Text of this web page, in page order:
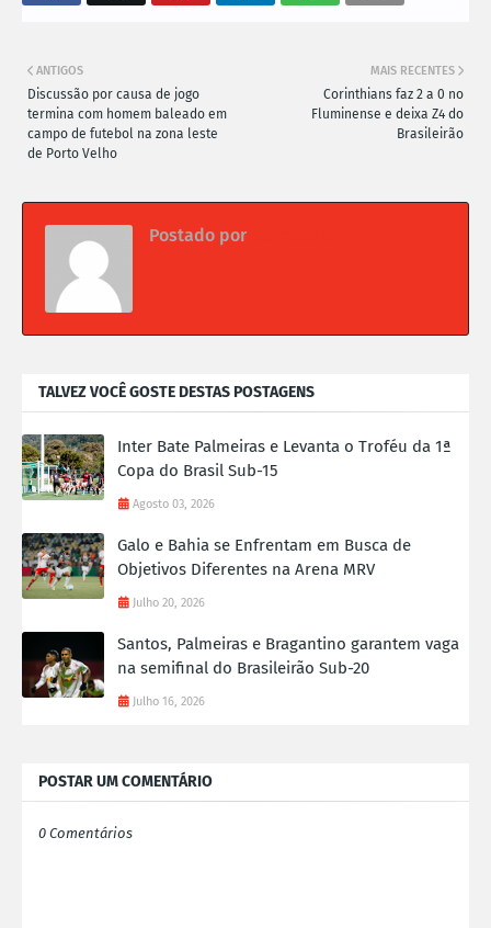
MAIS RECENTES
Corinthians faz 2 a 0 no
Fluminense e deixa Z4 do
Brasileirão
ANTIGOS
Discussão por causa de jogo
termina com homem baleado em
campo de futebol na zona leste
de Porto Velho
Postado por
TALVEZ VOCÊ GOSTE DESTAS POSTAGENS
Inter Bate Palmeiras e Levanta o Troféu da 1ª
Copa do Brasil Sub-15
Agosto 03, 2026
Galo e Bahia se Enfrentam em Busca de
Objetivos Diferentes na Arena MRV
Julho 20, 2026
Santos, Palmeiras e Bragantino garantem vaga
na semifinal do Brasileirão Sub-20
Julho 16, 2026
POSTAR UM COMENTÁRIO
0 Comentários